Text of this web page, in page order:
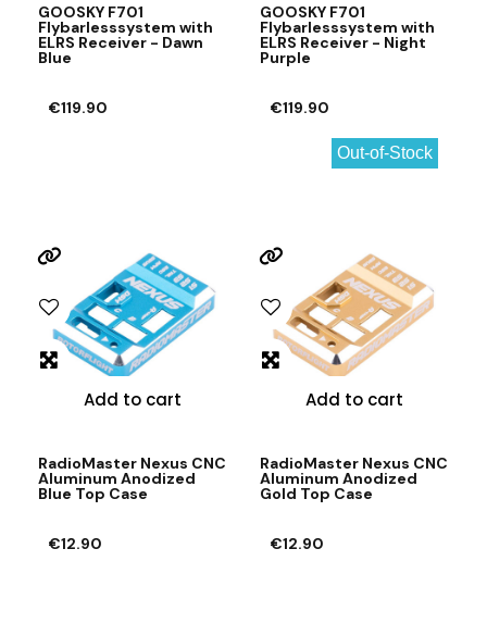
GOOSKY F701
Flybarlesssystem with
ELRS Receiver - Dawn
Blue
€119.90
GOOSKY F701
Flybarlesssystem with
ELRS Receiver - Night
Purple
€119.90
Out-of-Stock
Add to cart
RadioMaster Nexus CNC
Aluminum Anodized
Blue Top Case
€12.90
Add to cart
RadioMaster Nexus CNC
Aluminum Anodized
Gold Top Case
€12.90